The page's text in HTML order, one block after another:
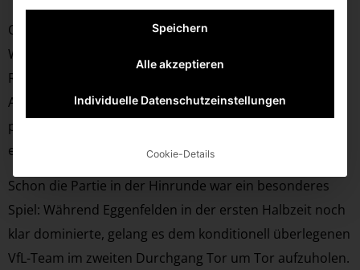
Quo vadis, VfL? – Das letzte Spiel des Jahres wird für die
Waldkraiburger Handball-Herren ein
Richtungsweisendes: Durch einen Sieg gegen den
Aufstiegsfavoriten aus Eggenfelden wäre man
punktgleich mit der Tabellenspitze und könnte
entspannt in die Weihnachtpause gehen.
Schon die Partie in der Hinrunde war ein besonderes
Spiel: Während Eggenfelden in der ersten Halbzeit noch
klar dominierte, gelang es dem konditionell überlegenen
VfL-Team im zweiten Durchgang Tor um Tor aufzuholen.
Speichern
Alle akzeptieren
Individuelle Datenschutzeinstellungen
Cookie-Details